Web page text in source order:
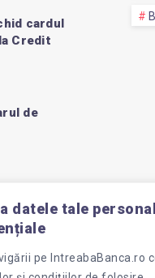
datele tale
pe IntreabaBanca.ro
cardul
Credit
de